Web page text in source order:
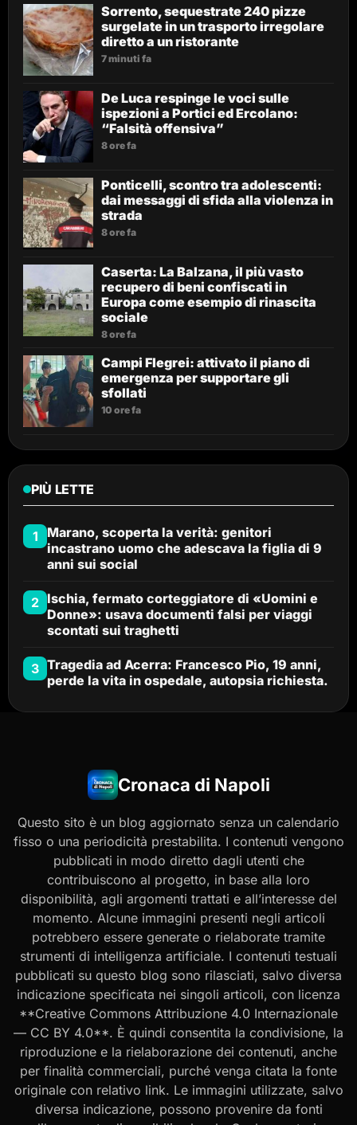
Sorrento, sequestrate 240 pizze
surgelate in un trasporto irregolare
diretto a un ristorante
7 minuti fa
De Luca respinge le voci sulle
ispezioni a Portici ed Ercolano:
“Falsità offensiva”
8 ore fa
Ponticelli, scontro tra adolescenti:
dai messaggi di sfida alla violenza in
strada
8 ore fa
Caserta: La Balzana, il più vasto
recupero di beni confiscati in
Europa come esempio di rinascita
sociale
8 ore fa
Campi Flegrei: attivato il piano di
emergenza per supportare gli
sfollati
10 ore fa
PIÙ LETTE
1
Marano, scoperta la verità: genitori
incastrano uomo che adescava la figlia di 9
anni sui social
2 Ischia, fermato corteggiatore di «Uomini e
Donne»: usava documenti falsi per viaggi
scontati sui traghetti
3 Tragedia ad Acerra: Francesco Pio, 19 anni,
perde la vita in ospedale, autopsia richiesta.
Cronaca di Napoli
Questo sito è un blog aggiornato senza un calendario
fisso o una periodicità prestabilita. I contenuti vengono
pubblicati in modo diretto dagli utenti che
contribuiscono al progetto, in base alla loro
disponibilità, agli argomenti trattati e all’interesse del
momento. Alcune immagini presenti negli articoli
potrebbero essere generate o rielaborate tramite
strumenti di intelligenza artificiale. I contenuti testuali
pubblicati su questo blog sono rilasciati, salvo diversa
indicazione specificata nei singoli articoli, con licenza
**Creative Commons Attribuzione 4.0 Internazionale
— CC BY 4.0**. È quindi consentita la condivisione, la
riproduzione e la rielaborazione dei contenuti, anche
per finalità commerciali, purché venga citata la fonte
originale con relativo link. Le immagini utilizzate, salvo
diversa indicazione, possono provenire da fonti